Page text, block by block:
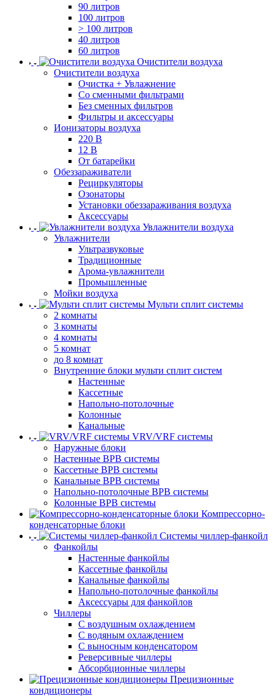
90 литров
100 литров
> 100 литров
40 литров
60 литров
Очистители воздуха
Очистители воздуха
Очистка + Увлажнение
Cо сменными фильтрами
Без сменных фильтров
Фильтры и аксессуары
Ионизаторы воздуха
220 В
12 В
От батарейки
Обеззараживатели
Рециркуляторы
Озонаторы
Установки обеззараживания воздуха
Аксессуары
Увлажнители воздуха
Увлажнители
Ультразвуковые
Традиционные
Арома-увлажнители
Промышленные
Мойки воздуха
Мульти сплит системы
2 комнаты
3 комнаты
4 комнаты
5 комнат
до 8 комнат
Внутренние блоки мульти сплит систем
Настенные
Кассетные
Напольно-потолочные
Колонные
Канальные
VRV/VRF системы
Наружные блоки
Настенные ВРВ системы
Кассетные ВРВ системы
Канальные ВРВ системы
Напольно-потолочные ВРВ системы
Колонные ВРВ системы
Компрессорно-
конденсаторные блоки
Системы чиллер-фанкойл
Фанкойлы
Настенные фанкойлы
Кассетные фанкойлы
Канальные фанкойлы
Напольно-потолочные фанкойлы
Аксессуары для фанкойлов
Чиллеры
С воздушным охлаждением
С водяным охлаждением
С выносным конденсатором
Реверсивные чиллеры
Абсорбционные чиллеры
Прецизионные
кондиционеры